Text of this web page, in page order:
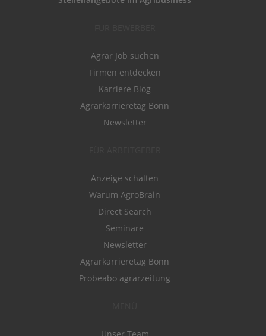
Agrar Job suchen
Firmen entdecken
Karriere Blog
Agrarkarrieretag Bonn
Newsletter
Anzeige schalten
Warum AgroBrain
Direct Search
Seminare
Newsletter
Agrarkarrieretag Bonn
Probeabo agrarzeitung